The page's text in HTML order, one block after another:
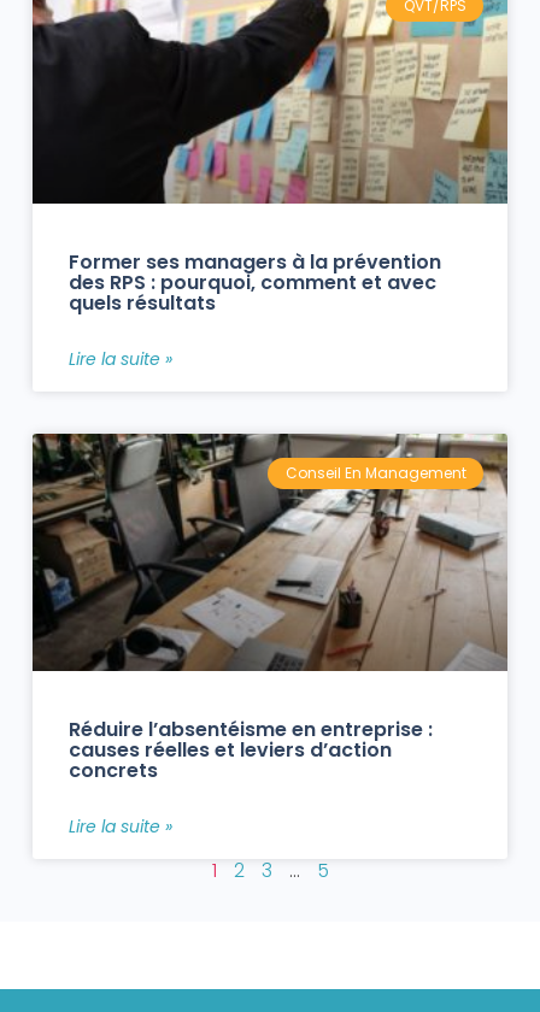
QVT/RPS
Former ses managers à la prévention
des RPS : pourquoi, comment et avec
quels résultats
Lire la suite »
Conseil En Management
Réduire l’absentéisme en entreprise :
causes réelles et leviers d’action
concrets
Lire la suite »
1 2 3 … 5